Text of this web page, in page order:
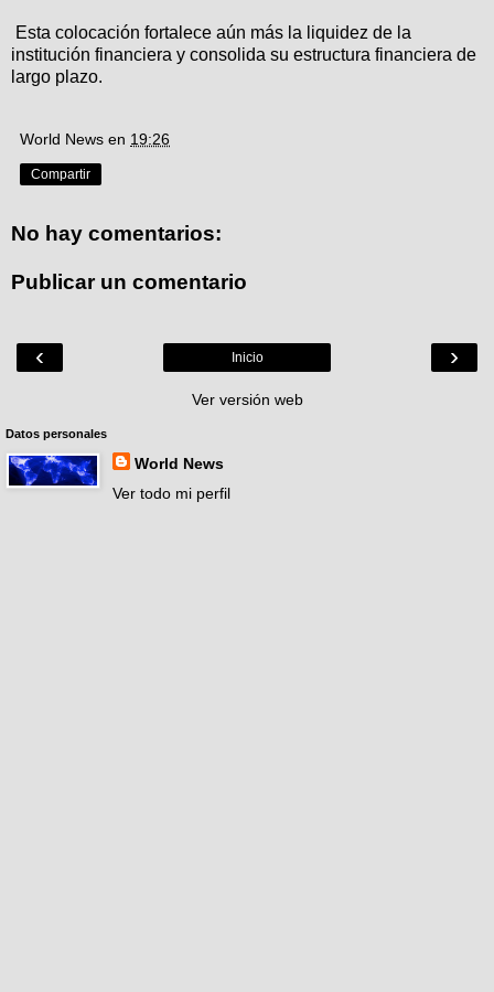
Esta colocación fortalece aún más la liquidez de la
institución financiera y consolida su estructura financiera de
largo plazo.
World News en 19:26
Compartir
No hay comentarios:
Publicar un comentario
‹ ›
Inicio
Ver versión web
Datos personales
World News
Ver todo mi perfil